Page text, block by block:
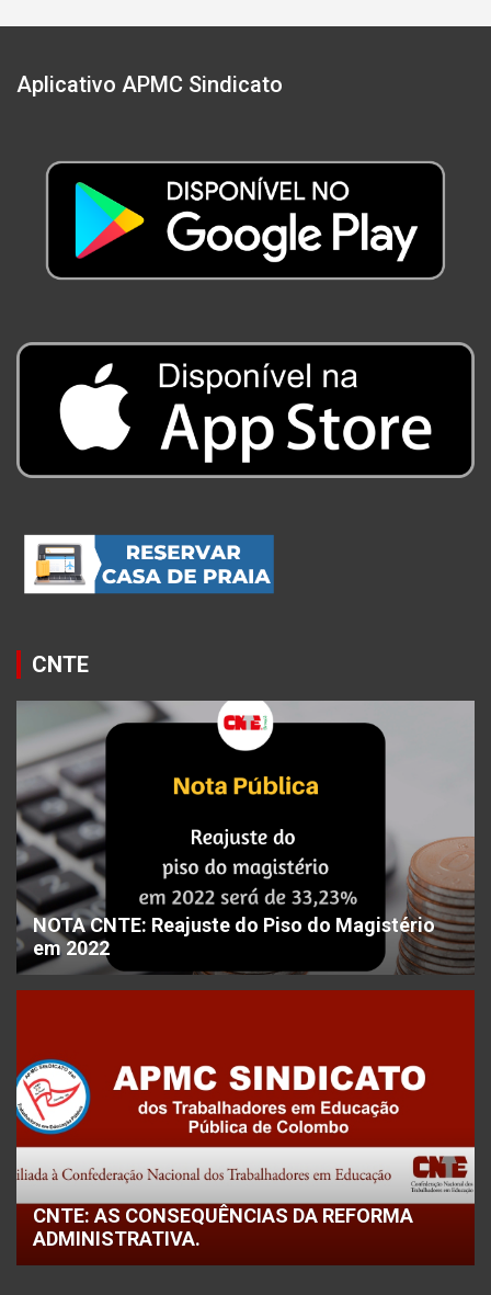
Aplicativo APMC Sindicato
CNTE
NOTA CNTE: Reajuste do Piso do Magistério
em 2022
CNTE: AS CONSEQUÊNCIAS DA REFORMA
ADMINISTRATIVA.